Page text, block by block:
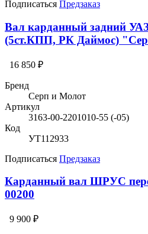
Подписаться Предзаказ
Вал карданный задний
(5ст.КПП, РК Даймос)
16 850 ₽
Бренд
Серп и Молот
Артикул
3163-00-2201010-55 (-05)
Код
УТ112933
Подписаться Предзаказ
Карданный вал ШРУС
00200
9 900 ₽